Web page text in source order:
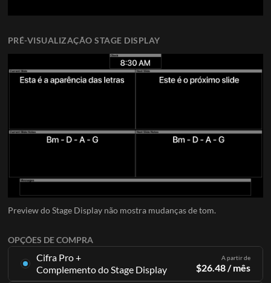
OPÇÕES DE COMPRA
Cifra Pro +
Complemento do Stage Display
A partir de
$26.48/ mês
PRÉ-VISUALIZAÇÃO STAGE DISPLAY
Preview do Stage Display não mostra mudanças de tom.